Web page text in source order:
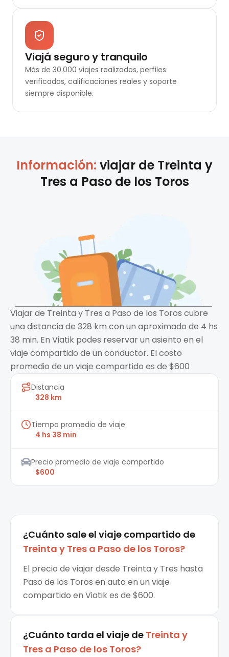
Viajá seguro y tranquilo
Más de 30.000 viajes realizados, perfiles
verificados, calificaciones reales y soporte
siempre disponible.
Información: viajar de Treinta y
Tres a Paso de los Toros
Viajar de Treinta y Tres a Paso de los Toros cubre
una distancia de 328 km con un aproximado de 4 hs
38 min. En Viatik podes reservar un asiento en el
viaje compartido de un conductor. El costo
promedio de un viaje compartido es de $600
Distancia
328 km
Tiempo promedio de viaje
4 hs 38 min
Precio promedio de viaje compartido
$600
¿Cuánto sale el viaje compartido de
Treinta y Tres a Paso de los Toros?
El precio de viajar desde Treinta y Tres hasta
Paso de los Toros en auto en un viaje
compartido en Viatik es de $600.
¿Cuánto tarda el viaje de Treinta y
Tres a Paso de los Toros?